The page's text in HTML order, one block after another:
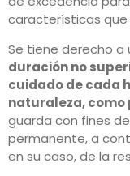
características que
Se tiene derecho a
duración no
cuidado de cada
naturaleza, como
guarda con fines
permanente, a
en su caso, de la